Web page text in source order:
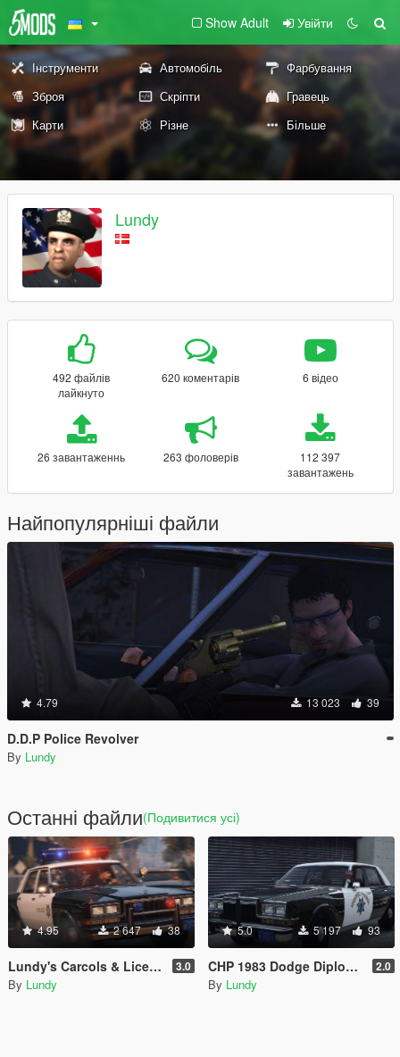
Show Adult Увійти
Інструменти Автомобіль
Фарбування
Зброя
Скріпти
Гравець
Карти
Різне Більше
Lundy
492 файлів
лайкнуто
620 коментарів 6 відео
26 завантаженнь 263 фоловерів
112 397
завантажень
Найпопулярніші файли
4.79 13 023 39
D.D.P Police Revolver
By Lundy
Останні файли(Подивитися усі)
4.95 2 647 38
Lundy's Carcols & License Plates 3.0
By Lundy
5.0 5 197 93
CHP 1983 Dodge Diplomat A38 [LODs] 2.0
By Lundy